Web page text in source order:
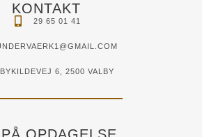
KONTAKT
29 65 01 41
BYKILDEVEJ 6, 2500 VALBY